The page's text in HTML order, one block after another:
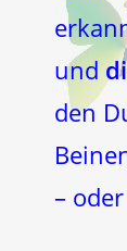
und
den
–